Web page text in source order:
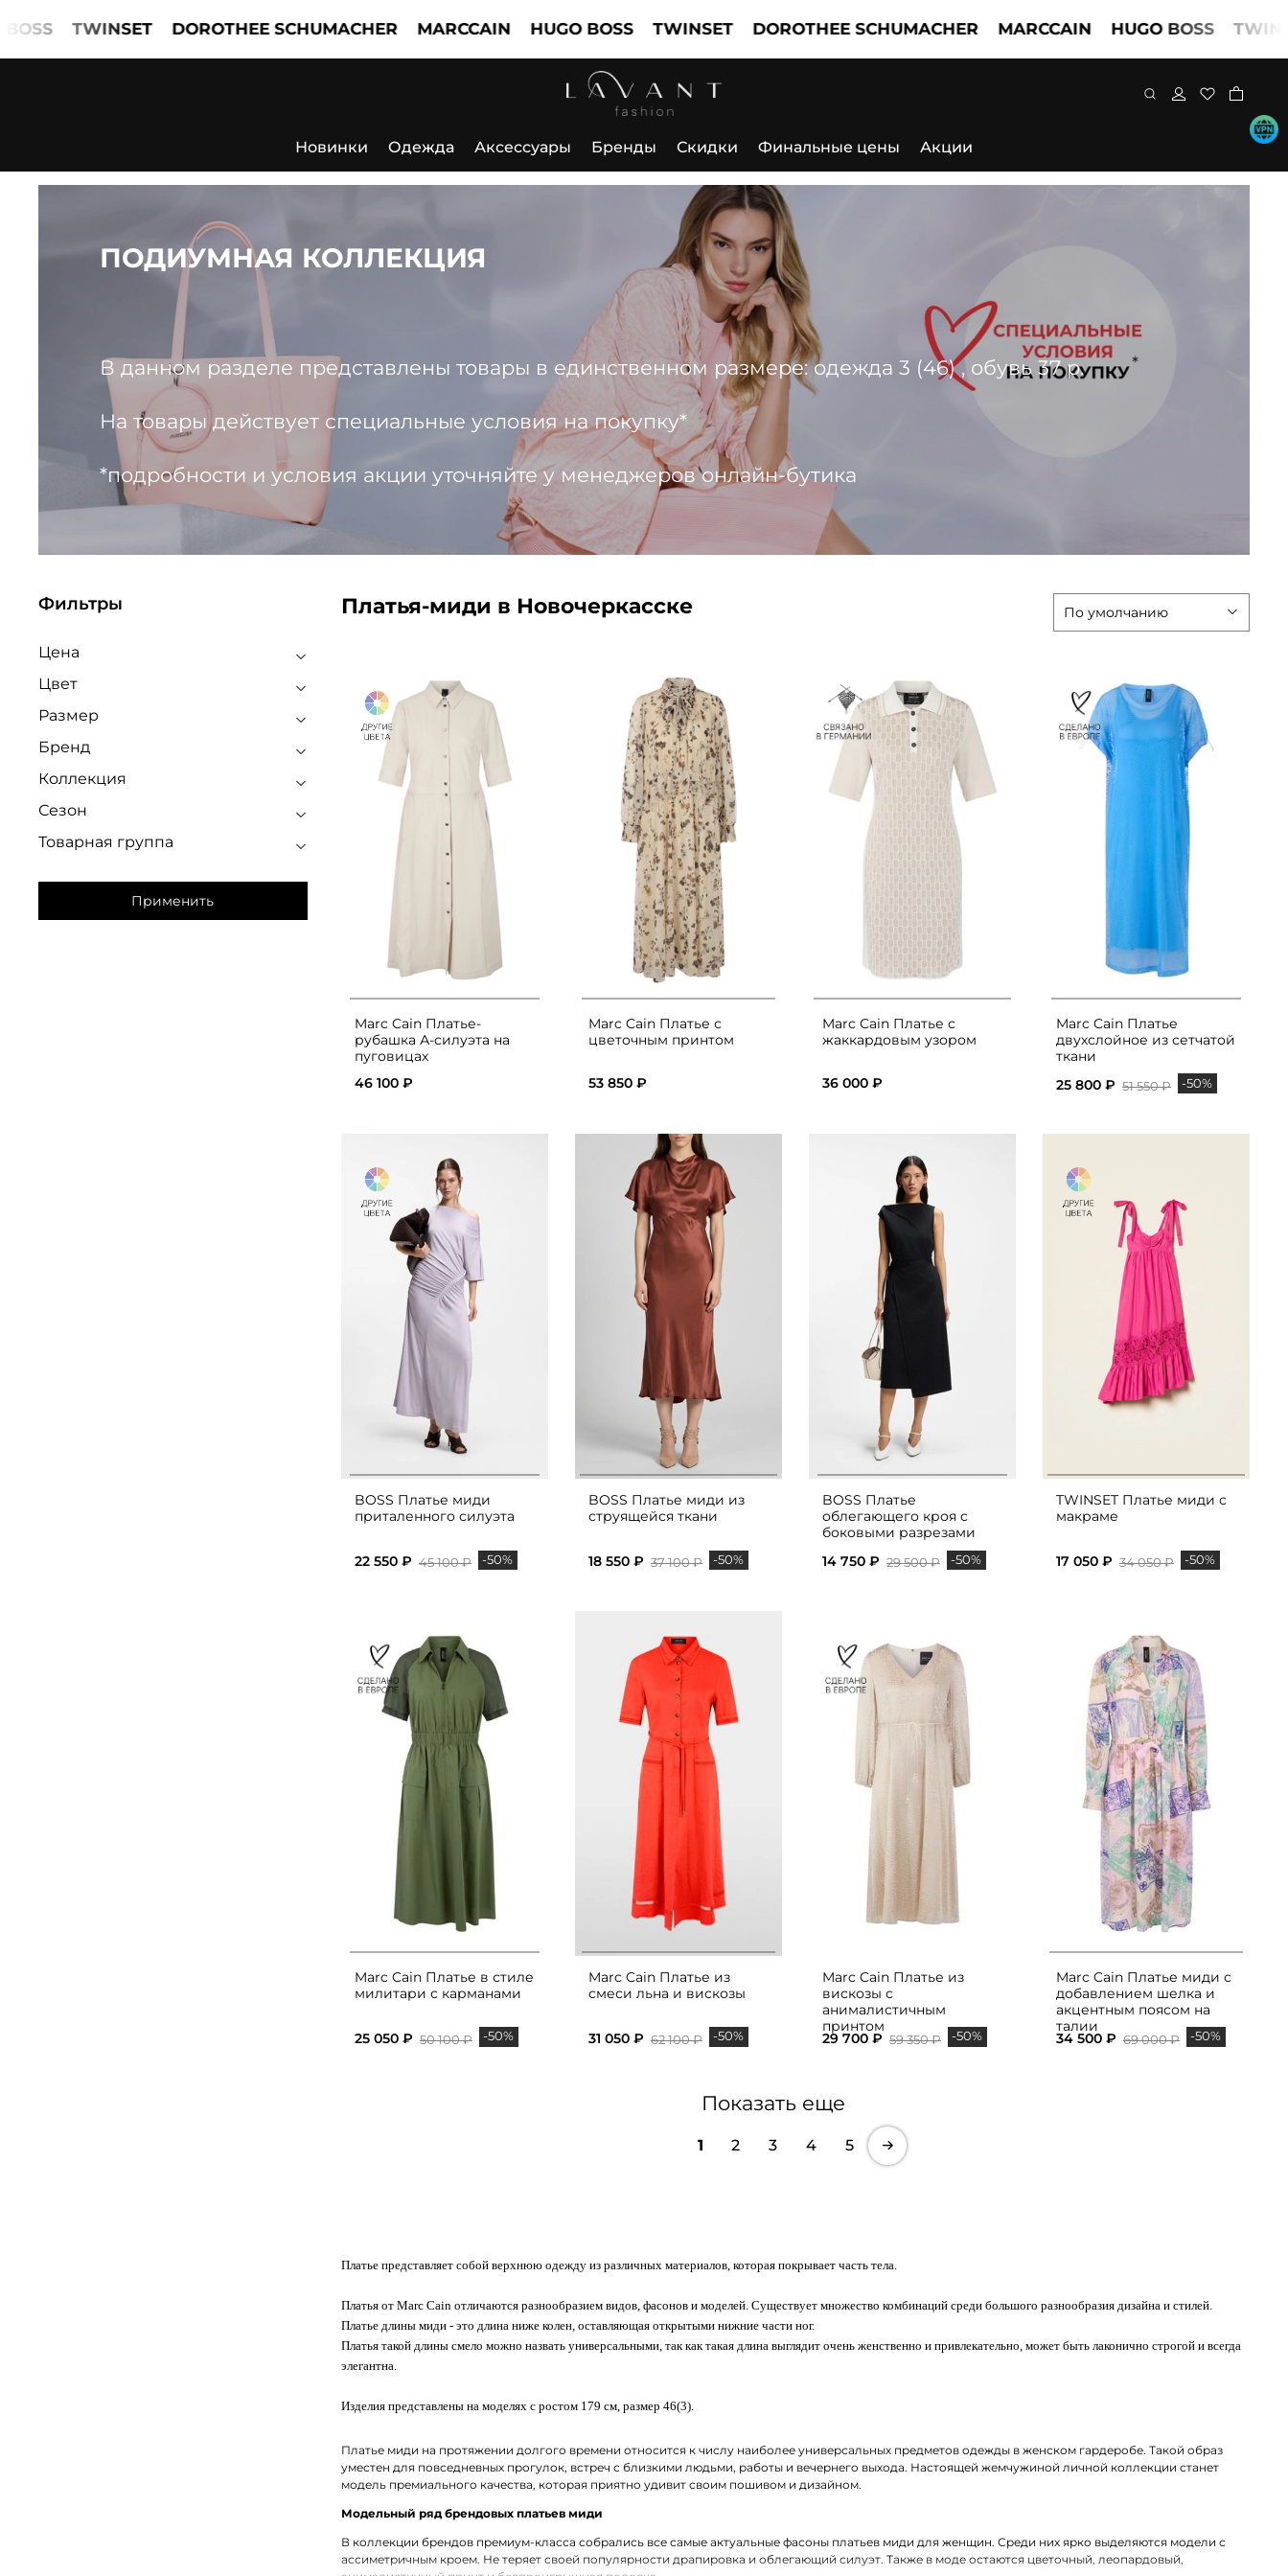
TWINSET DOROTHEE SCHUMACHER MARCCAIN HUGO BOSS TWINSET DOROTHEE SCHUMACHER MARCCAIN HUGO BOSS TWINSET
Новинки Одежда Аксессуары Бренды Скидки Финальные цены Акции
ПОДИУМНАЯ КОЛЛЕКЦИЯ
В данном разделе представлены товары в единственном размере: одежда 3 (46) , обувь 37 р.
На товары действует специальные условия на покупку*
*подробности и условия акции уточняйте у менеджеров онлайн-бутика
Платья-миди в Новочеркасске
Marc Cain Платье-
рубашка А-силуэта на
пуговицах
46 100 ₽
Marc Cain Платье с
цветочным принтом
53 850 ₽
Marc Cain Платье с
жаккардовым узором
36 000 ₽
Marc Cain Платье
двухслойное из сетчатой
ткани
25 800 ₽ 51 550 ₽ -50%
BOSS Платье миди
приталенного силуэта
22 550 ₽ 45 100 ₽ -50%
BOSS Платье миди из
струящейся ткани
18 550 ₽ 37 100 ₽ -50%
BOSS Платье
облегающего кроя с
боковыми разрезами
14 750 ₽ 29 500 ₽ -50%
TWINSET Платье миди с
макраме
17 050 ₽ 34 050 ₽ -50%
Marc Cain Платье в стиле
милитари с карманами
25 050 ₽ 50 100 ₽ -50%
Marc Cain Платье из
смеси льна и вискозы
31 050 ₽ 62 100 ₽ -50%
Marc Cain Платье из
вискозы с
анималистичным
принтом
29 700 ₽ 59 350 ₽ -50%
Marc Cain Платье миди с
добавлением шелка и
акцентным поясом на
талии
34 500 ₽ 69 000 ₽ -50%
Показать еще
1 2 3 4 5
Платье представляет собой верхнюю одежду из различных материалов, которая покрывает часть тела.
Платья от Marc Cain отличаются разнообразием видов, фасонов и моделей. Существует множество комбинаций среди большого разнообразия дизайна и стилей.
Платье длины миди - это длина ниже колен, оставляющая открытыми нижние части ног.
Платья такой длины смело можно назвать универсальными, так как такая длина выглядит очень женственно и привлекательно, может быть лаконично строгой и всегда
элегантна.
Изделия представлены на моделях с ростом 179 см, размер 46(3).
Платье миди на протяжении долгого времени относится к числу наиболее универсальных предметов одежды в женском гардеробе. Такой образ
уместен для повседневных прогулок, встреч с близкими людьми, работы и вечернего выхода. Настоящей жемчужиной личной коллекции станет
модель премиального качества, которая приятно удивит своим пошивом и дизайном.
Модельный ряд брендовых платьев миди
В коллекции брендов премиум-класса собрались все самые актуальные фасоны платьев миди для женщин. Среди них ярко выделяются модели с
ассиметричным кроем. Не теряет своей популярности драпировка и облегающий силуэт. Также в моде остаются цветочный, леопардовый,
Фильтры
Цена
Цвет
Размер
Бренд
Коллекция
Сезон
Товарная группа
Применить